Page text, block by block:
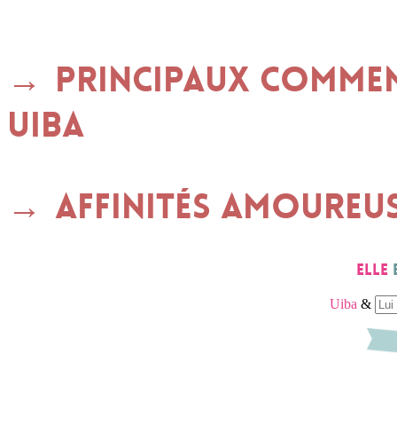
Principaux
UIBA
Affinités
Elle
Uiba &